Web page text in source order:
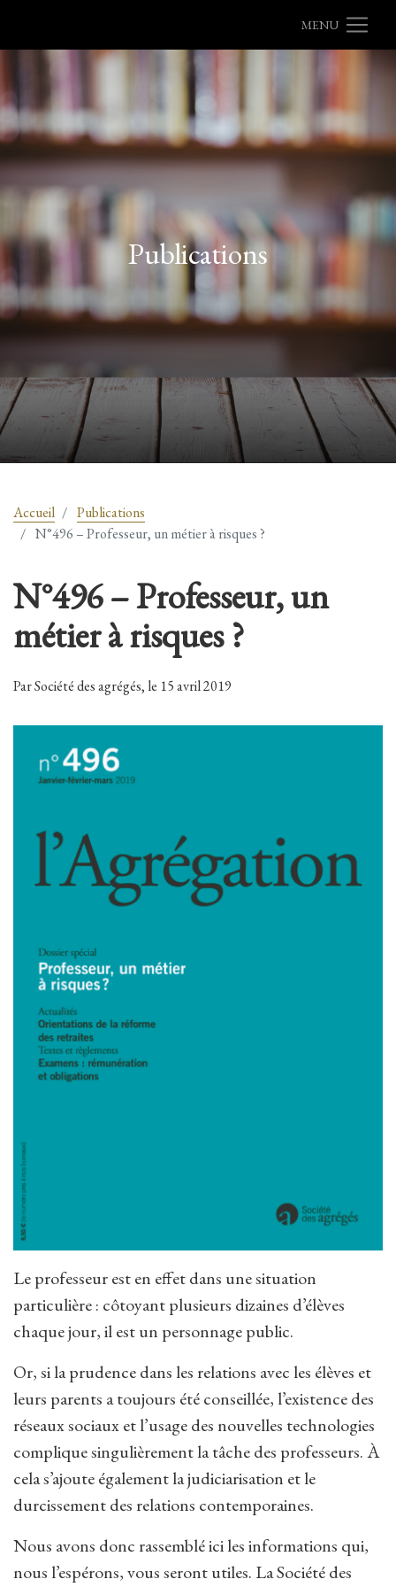
MENU
Publications
Accueil
Publications
N°496 – Professeur, un métier à risques ?
N°496 – Professeur, un
métier à risques ?
Par Société des agrégés, le 15 avril 2019
Le professeur est en effet dans une situation
particulière : côtoyant plusieurs dizaines d’élèves
chaque jour, il est un personnage public.
Or, si la prudence dans les relations avec les élèves et
leurs parents a toujours été conseillée, l’existence des
réseaux sociaux et l’usage des nouvelles technologies
complique singulièrement la tâche des professeurs. À
cela s’ajoute également la judiciarisation et le
durcissement des relations contemporaines.
Nous avons donc rassemblé ici les informations qui,
nous l’espérons, vous seront utiles. La Société des